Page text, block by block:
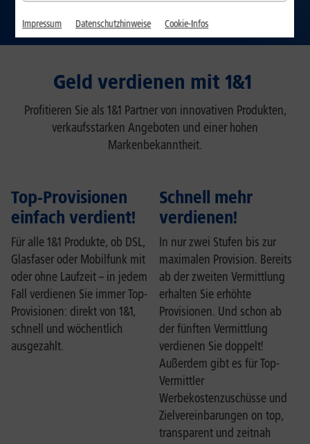
Geld verdienen mit 1&1
Profitieren Sie als 1&1 Partner von innovativen Produkten,
verkaufsstarken Angeboten und einer hohen
Markenbekanntheit.
Top-Provisionen
einfach verdient!
Für alle 1&1 Produkte, ob DSL,
Glasfaser oder Mobilfunk mit
oder ohne Laufzeit – in jedem
Fall verdienen Sie immer Top-
Provisionen: direkt von 1&1,
schnell und wöchentlich
ausgezahlt.
Schnell mehr
verdienen!
In nur zwei Stufen bis zur
maximalen Provision. Bereits
ab der zweiten Vermittlung
erhalten Sie erhöhte
Provisionen. Und schon ab
der fünften Vermittlung
verdienen Sie doppelt!
Außerdem gibt es für Top-
Vermittler
Werbekostenzuschüsse und
Zielvereinbarungen on top,
transparent und zeitnah
Impressum Datenschutzhinweise Cookie-Infos